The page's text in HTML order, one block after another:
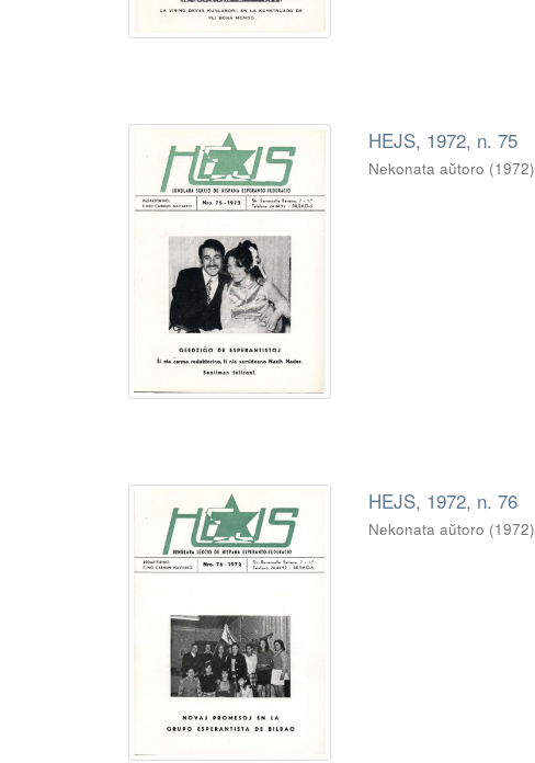
HEJS, 1972, n. 75
Nekonata aŭtoro (1972)
HEJS, 1972, n. 76
Nekonata aŭtoro (1972)